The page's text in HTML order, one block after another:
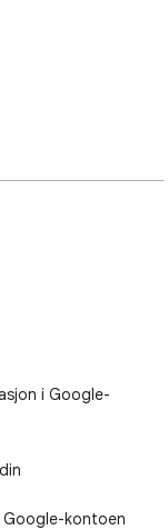
i Google-
kontoen